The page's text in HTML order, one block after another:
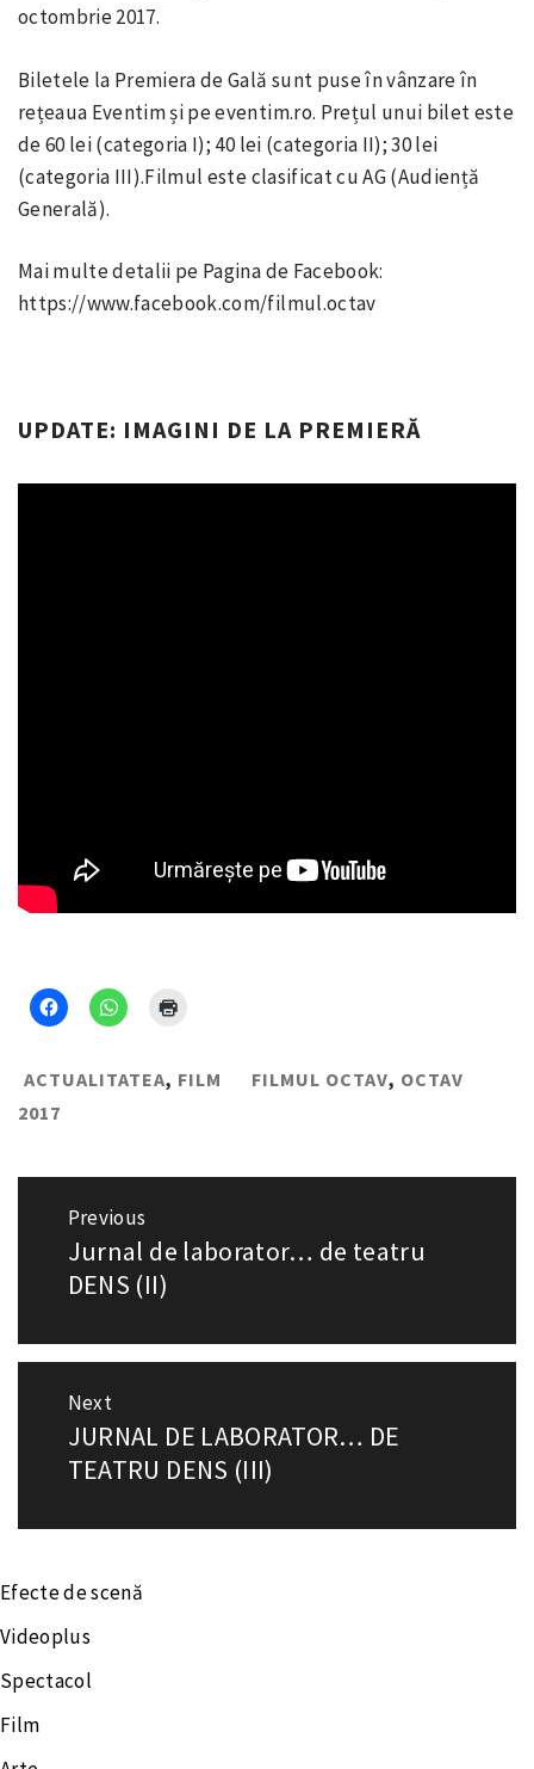
octombrie 2017.
Biletele la Premiera de Gală sunt puse în vânzare în
rețeaua Eventim și pe eventim.ro. Prețul unui bilet este
de 60 lei (categoria I); 40 lei (categoria II); 30 lei
(categoria III).Filmul este clasificat cu AG (Audiență
Generală).
Mai multe detalii pe Pagina de Facebook:
https://www.facebook.com/filmul.octav
UPDATE: IMAGINI DE LA PREMIERĂ
ACTUALITATEA, FILM FILMUL OCTAV, OCTAV
2017
Navigare
articole
Previous
Previous
post:
Jurnal de laborator… de teatru
DENS (II)
Next
Next
post:
JURNAL DE LABORATOR… DE
TEATRU DENS (III)
Efecte de scenă
Videoplus
Spectacol
Film